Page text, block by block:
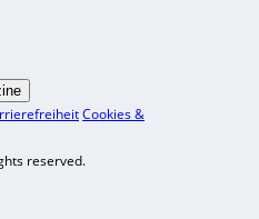
Cookies &
reserved.